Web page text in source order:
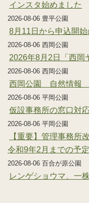
インスタ始めました
2026-08-06 豊平公園
8月11日から申込開
2026-08-06 西岡公園
2026年8月2日「西岡
2026-08-06 西岡公園
西岡公園 自然情報
2026-08-06 平岡公園
仮設事務所の窓口対
2026-08-06 平岡公園
【重要】管理事務所
令和9年2月までの予
2026-08-06 百合が原公園
レンゲショウマ、一